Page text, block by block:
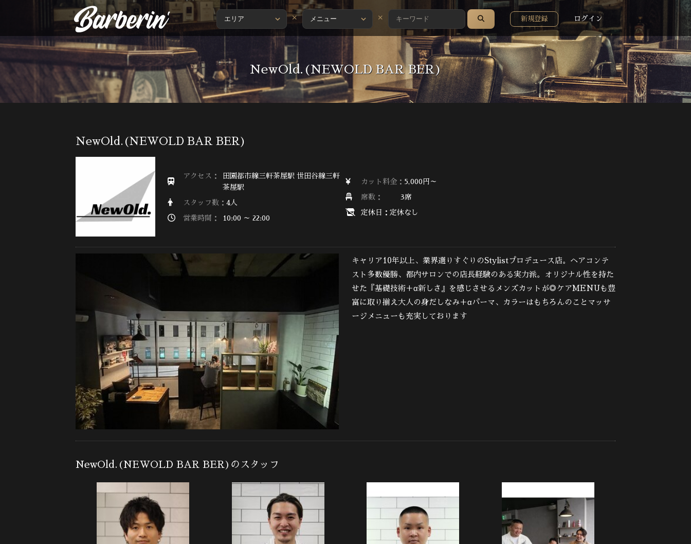
× × 新規登録 ログイン
NewOld.(NEWOLD BAR BER)
NewOld.(NEWOLD BAR BER)
アクセス：
田園都市線三軒茶屋駅 世田谷線三軒
茶屋駅
スタッフ数： 4人
営業時間： 10:00 ～ 22:00
カット料金： 5,000円～
席数： 3席
定休日：定休なし
キャリア10年以上、業界選りすぐりのStylistプロデュース店。ヘアコンテ
スト多数優勝、都内サロンでの店長経験のある実力派。オリジナル性を持た
せた『基礎技術＋α新しさ』を感じさせるメンズカットが◎ケアMENUも豊
富に取り揃え大人の身だしなみ＋αパーマ、カラーはもちろんのことマッサ
ージメニューも充実しております
NewOld.(NEWOLD BAR BER)のスタッフ